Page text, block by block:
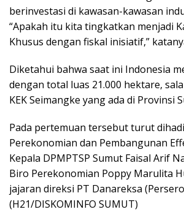
berinvestasi di kawasan-kawasan
“Apakah itu kita tingkatkan menjadi
Khusus dengan fiskal inisiatif,”
Diketahui bahwa saat ini Indonesia
dengan total luas 21.000 hektare,
KEK Seimangke yang ada di Provinsi
Pada pertemuan tersebut turut
Perekonomian dan Pembangunan
Kepala DPMPTSP Sumut Faisal Arif
Biro Perekonomian Poppy Marulita
jajaran direksi PT Danareksa
(H21/DISKOMINFO SUMUT)